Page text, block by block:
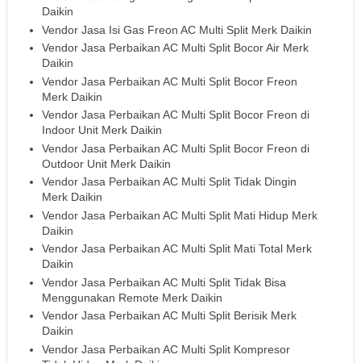
Daikin
Vendor Jasa Isi Gas Freon AC Multi Split Merk Daikin
Vendor Jasa Perbaikan AC Multi Split Bocor Air Merk
Daikin
Vendor Jasa Perbaikan AC Multi Split Bocor Freon
Merk Daikin
Vendor Jasa Perbaikan AC Multi Split Bocor Freon di
Indoor Unit Merk Daikin
Vendor Jasa Perbaikan AC Multi Split Bocor Freon di
Outdoor Unit Merk Daikin
Vendor Jasa Perbaikan AC Multi Split Tidak Dingin
Merk Daikin
Vendor Jasa Perbaikan AC Multi Split Mati Hidup Merk
Daikin
Vendor Jasa Perbaikan AC Multi Split Mati Total Merk
Daikin
Vendor Jasa Perbaikan AC Multi Split Tidak Bisa
Menggunakan Remote Merk Daikin
Vendor Jasa Perbaikan AC Multi Split Berisik Merk
Daikin
Vendor Jasa Perbaikan AC Multi Split Kompresor